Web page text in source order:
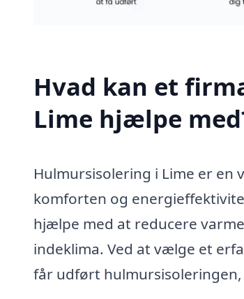
Hvad kan et
Lime hjælpe
Hulmursisolering i Lime er
komforten og
hjælpe med at reducere
indeklima. Ved at vælge et
får udført